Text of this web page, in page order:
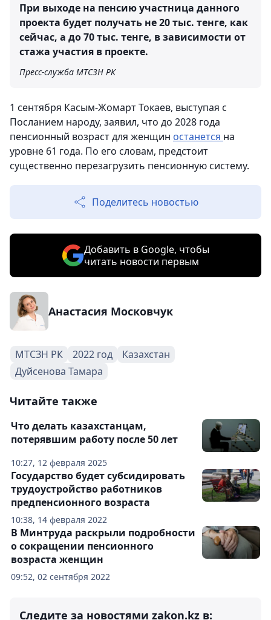
При выходе на пенсию участница данного
проекта будет получать не 20 тыс. тенге, как
сейчас, а до 70 тыс. тенге, в зависимости от
стажа участия в проекте.
Пресс-служба МТСЗН РК
1 сентября Касым-Жомарт Токаев, выступая с
Посланием народу, заявил, что до 2028 года
пенсионный возраст для женщин останется на
уровне 61 года. По его словам, предстоит
существенно перезагрузить пенсионную систему.
Поделитесь новостью
Добавить в Google, чтобы
читать новости первым
Анастасия Московчук
МТСЗН РК 2022 год
Казахстан
Дуйсенова Тамара
Читайте также
10:27, 12 февраля 2025
Что делать казахстанцам,
потерявшим работу после 50 лет
10:38, 14 февраля 2022
Государство будет субсидировать
трудоустройство работников
предпенсионного возраста
09:52, 02 сентября 2022
В Минтруда раскрыли подробности
о сокращении пенсионного
возраста женщин
Следите за новостями zakon.kz в: